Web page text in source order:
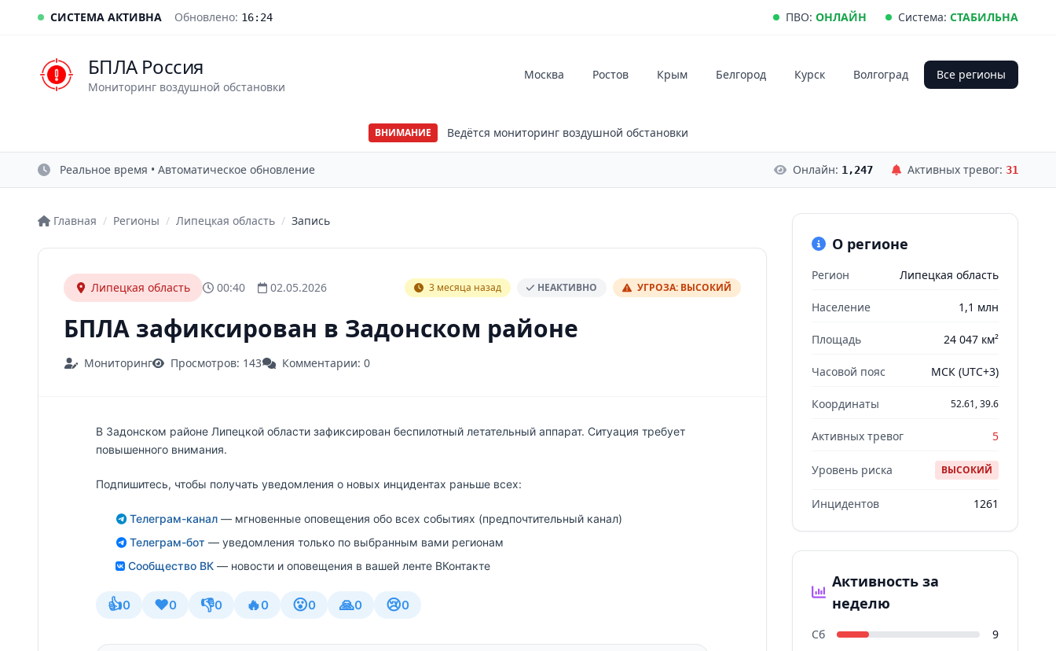
СИСТЕМА АКТИВНА Обновлено: 16:24 ПВО: ОНЛАЙН Система: СТАБИЛЬНА
БПЛА Россия
Мониторинг воздушной обстановки
Москва Ростов Крым Белгород Курск Волгоград Все регионы
ВНИМАНИЕ Ведётся мониторинг воздушной обстановки
Реальное время • Автоматическое обновление Онлайн: 1,247 Активных тревог: 31
Главная / Регионы / Липецкая область / Запись
Липецкая область 00:40 02.05.2026 3 месяца назад НЕАКТИВНО УГРОЗА: ВЫСОКИЙ
БПЛА зафиксирован в Задонском районе
Мониторинг Просмотров: 143 Комментарии: 0
В Задонском районе Липецкой области зафиксирован беспилотный летательный аппарат. Ситуация требует
повышенного внимания.
Подпишитесь, чтобы получать уведомления о новых инцидентах раньше всех:
Телеграм-канал— мгновенные оповещения обо всех событиях (предпочтительный канал)
Телеграм-бот — уведомления только по выбранным вами регионам
Сообщество ВК — новости и оповещения в вашей ленте ВКонтакте
👍0 ❤️0 👎0 🔥0 😮0 🙏0 😢0
О регионе
Регион Липецкая область
Население 1,1 млн
Площадь 24 047 км²
Часовой пояс МСК (UTC+3)
Координаты 52.61, 39.6
Активных тревог 5
Уровень риска ВЫСОКИЙ
Инцидентов 1261
Активность за
неделю
Сб
9